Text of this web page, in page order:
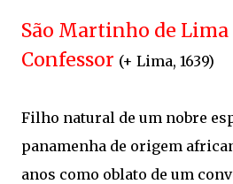
São Martinho de Lima
Confessor (+ Lima, 1639)
Filho natural de um nobre
panamenha de origem
anos como oblato de um